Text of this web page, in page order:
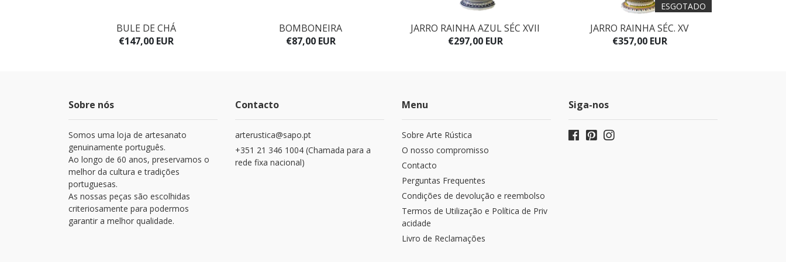
BULE DE CHÁ
€147,00 EUR
BOMBONEIRA
€87,00 EUR
JARRO RAINHA AZUL SÉC XVII
€297,00 EUR
ESGOTADO
JARRO RAINHA SÉC. XV
€357,00 EUR
Sobre nós
Somos uma loja de artesanato
genuinamente português.
Ao longo de 60 anos, preservamos o
melhor da cultura e tradições
portuguesas.
As nossas peças são escolhidas
criteriosamente para podermos
garantir a melhor qualidade.
Contacto
arterustica@sapo.pt
+351 21 346 1004 (Chamada para a
rede fixa nacional)
Menu
Sobre Arte Rústica
O nosso compromisso
Contacto
Perguntas Frequentes
Condições de devolução e reembolso
Termos de Utilização e Política de Priv
acidade
Livro de Reclamações
Siga-nos